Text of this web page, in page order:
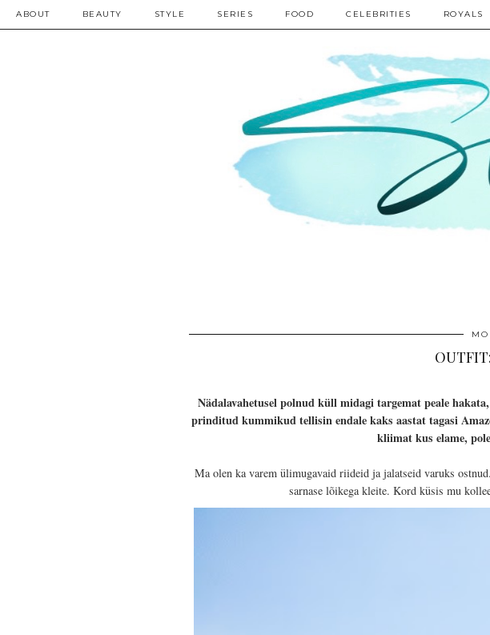
ABOUT BEAUTY STYLE SERIES FOOD CELEBRITIES ROYALS
Nädalavahetusel polnud küll midagi targemat peale
prinditud kummikud tellisin endale kaks aastat tagasi
kliimat kus elame,
Ma olen ka varem ülimugavaid riideid ja jalatseid varuks
sarnase lõikega kleite. Kord küsis mu